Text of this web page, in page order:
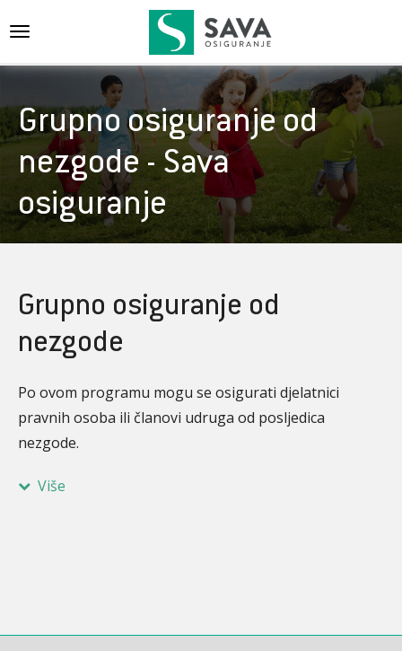
{{navigation}}
Grupno osiguranje od
nezgode - Sava
osiguranje
Grupno osiguranje od
nezgode
Po ovom programu mogu se osigurati djelatnici
pravnih osoba ili članovi udruga od posljedica
nezgode.
Više